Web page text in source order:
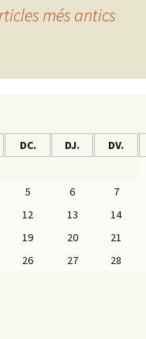
més antics
DC. DJ. DV.
5 6 7
12 13 14
19 20 21
26 27 28